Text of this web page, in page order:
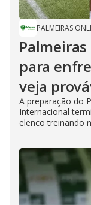
PALMEIRAS
para
veja
A preparação do
Internacional
elenco treinando